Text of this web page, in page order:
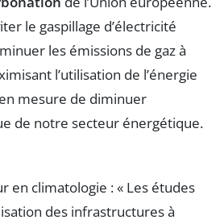
le gaspillage d’électricité
les émissions de gaz à
l’utilisation de l’énergie
mesure de diminuer
de notre secteur énergétique.
en climatologie : « Les études
des infrastructures à